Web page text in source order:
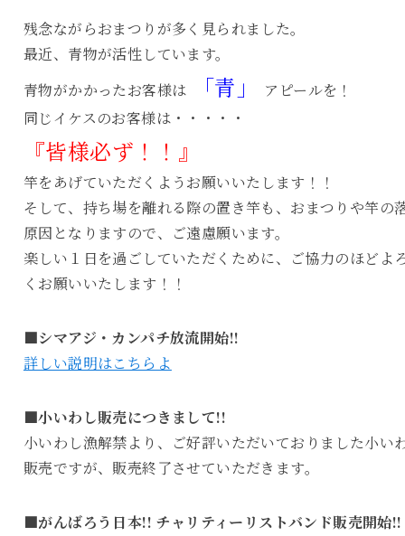
残念ながらおまつりが多く見られました。
最近、青物が活性しています。
青物がかかったお客様は
「青」
アピールを！
同じイケスのお客様は・・・・・
『皆様必ず！！』
竿をあげていただくようお願いいたします！！
そして、持ち場を離れる際の置き竿も、おまつりや竿の
原因となりますので、ご遠慮願います。
楽しい１日を過ごしていただくために、ご協力のほどよ
くお願いいたします！！
■シマアジ・カンパチ放流開始!!
詳しい説明はこちらよ
■小いわし販売につきまして!!
小いわし漁解禁より、ご好評いただいておりました小い
販売ですが、販売終了させていただきます。
■がんばろう日本!! チャリティーリストバンド販売開始!!